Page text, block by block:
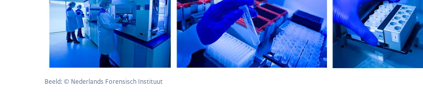
Beeld: © Nederlands Forensisch Instituut